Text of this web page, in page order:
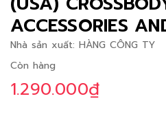
ACCESSORIES
Nhà sản xuất: HÀNG CÔNG TY
Còn hàng
1.290.000₫